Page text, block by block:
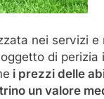
nei servizi
di perizia
i prezzi delle
un valore